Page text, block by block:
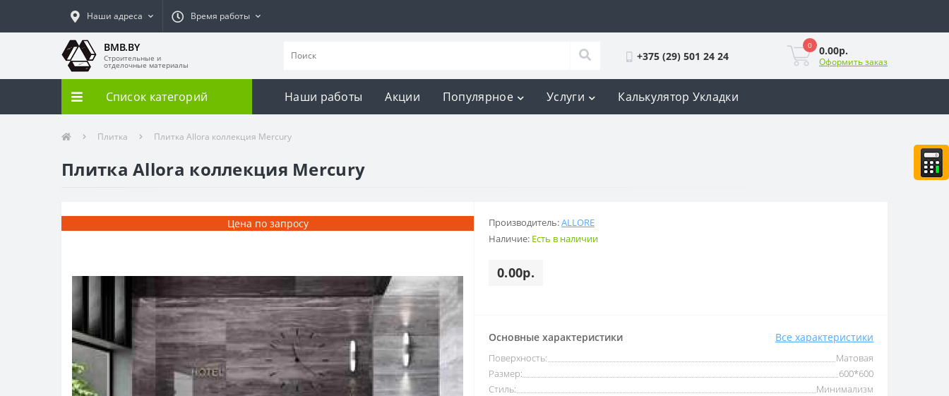
Наши адреса Время работы
BMB.BY
Строительные и
отделочные материалы
+375 (29) 501 24 24
0 0.00р.
Оформить заказ
Список категорий Наши работы Акции Популярное Услуги Калькулятор Укладки
Плитка Плитка Allora коллекция Mercury
Плитка Allora коллекция Mercury
Цена по запросу Производитель:ALLORE
Наличие: Есть в наличии
0.00р.
Основные характеристики Все характеристики
Поверхность:
Матовая
Размер:
600*600
Стиль:
Минимализм